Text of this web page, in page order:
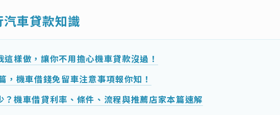
車貸款知識
樣做，讓你不用擔心機車貸款沒過！
，機車借錢免留車注意事項報你知！
？機車借貸利率、條件、流程與推薦店家本篇速解